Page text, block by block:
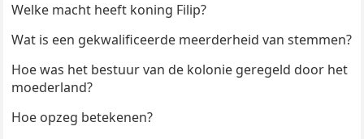
Welke macht heeft koning Filip?
Wat is een gekwalificeerde meerderheid van stemmen?
Hoe was het bestuur van de kolonie geregeld door het
moederland?
Hoe opzeg betekenen?